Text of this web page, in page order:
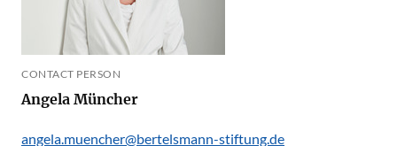
CONTACT PERSON
Angela Müncher
angela.muencher@bertelsmann-stiftung.de